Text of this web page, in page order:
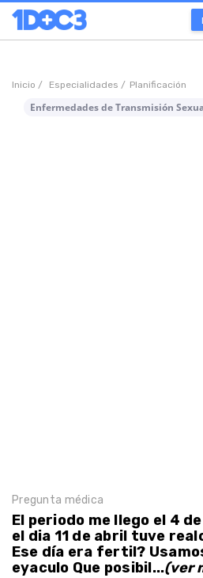
Inicio / Especialidades / Planificación
Enfermedades de Transmisión
Pregunta médica
El periodo me llego el 4
el dia 11 de abril tuve
Ese día era fertil?
eyaculo Que posibil...(ver